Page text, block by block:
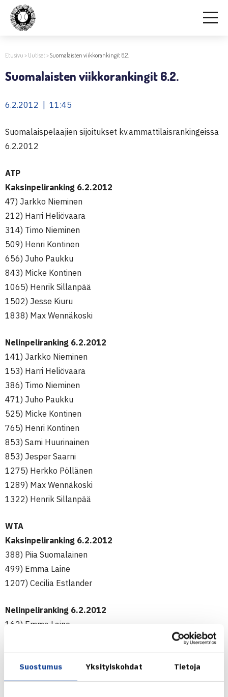
Suostumus Yksityiskohdat Tietoja
Etusivu > Uutiset>Suomalaisten viikkorankingit 6.2.
Suomalaisten viikkorankingit 6.2.
6.2.2012 | 11:45
Suomalaispelaajien sijoitukset kv.ammattilaisrankingeissa
6.2.2012
ATP
Kaksinpeliranking 6.2.2012
47) Jarkko Nieminen
212) Harri Heliövaara
314) Timo Nieminen
509) Henri Kontinen
656) Juho Paukku
843) Micke Kontinen
1065) Henrik Sillanpää
1502) Jesse Kiuru
1838) Max Wennäkoski
Nelinpeliranking 6.2.2012
141) Jarkko Nieminen
153) Harri Heliövaara
386) Timo Nieminen
471) Juho Paukku
525) Micke Kontinen
765) Henri Kontinen
853) Sami Huurinainen
853) Jesper Saarni
1275) Herkko Pöllänen
1289) Max Wennäkoski
1322) Henrik Sillanpää
WTA
Kaksinpeliranking 6.2.2012
388) Piia Suomalainen
499) Emma Laine
1207) Cecilia Estlander
Nelinpeliranking 6.2.2012
162) Emma Laine
837) Piia Suomalainen
a930) Ella Leivo
930) Saana Saarteinen